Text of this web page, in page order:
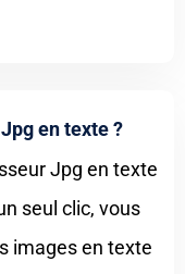
en texte ?
Jpg en texte
seul clic, vous
images en texte